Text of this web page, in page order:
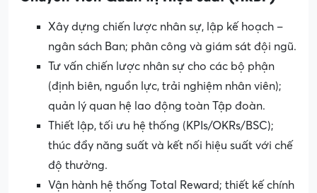
Xây dựng chiến lược nhân sự, lập kế hoạch –
ngân sách Ban; phân công và giám sát đội ngũ.
Tư vấn chiến lược nhân sự cho các bộ phận
(định biên, nguồn lực, trải nghiệm nhân viên);
quản lý quan hệ lao động toàn Tập đoàn.
Thiết lập, tối ưu hệ thống (KPIs/OKRs/BSC);
thúc đẩy năng suất và kết nối hiệu suất với chế
độ thưởng.
Vận hành hệ thống Total Reward; thiết kế chính